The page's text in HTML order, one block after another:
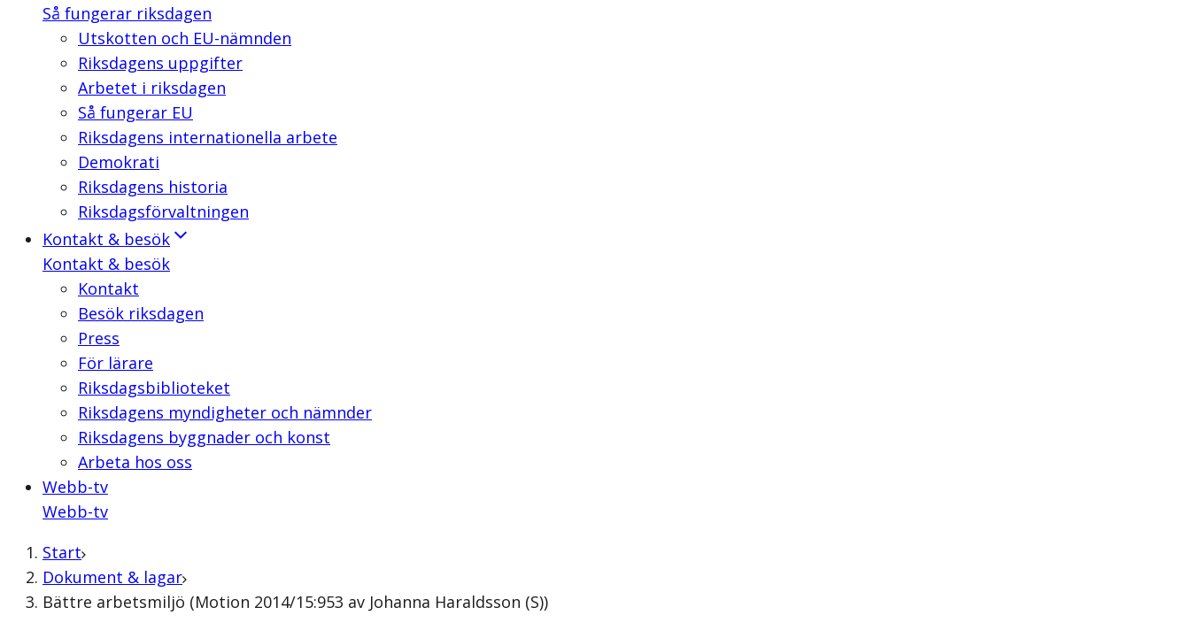
Så fungerar riksdagen
Utskotten och EU-nämnden
Riksdagens uppgifter
Arbetet i riksdagen
Så fungerar EU
Riksdagens internationella arbete
Demokrati
Riksdagens historia
Riksdagsförvaltningen
Kontakt & besök
Kontakt & besök
Kontakt
Besök riksdagen
Press
För lärare
Riksdagsbiblioteket
Riksdagens myndigheter och nämnder
Riksdagens byggnader och konst
Arbeta hos oss
Webb-tv
Webb-tv
Start
Dokument & lagar
Bättre arbetsmiljö (Motion 2014/15:953 av Johanna Haraldsson (S))